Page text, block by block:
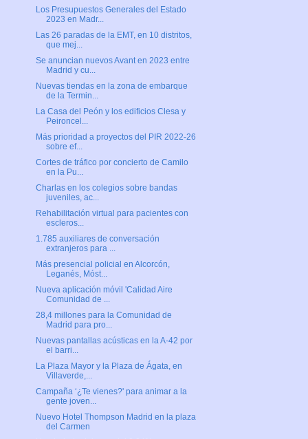
Los Presupuestos Generales del Estado
2023 en Madr...
Las 26 paradas de la EMT, en 10 distritos,
que mej...
Se anuncian nuevos Avant en 2023 entre
Madrid y cu...
Nuevas tiendas en la zona de embarque
de la Termin...
La Casa del Peón y los edificios Clesa y
Peironcel...
Más prioridad a proyectos del PIR 2022-26
sobre ef...
Cortes de tráfico por concierto de Camilo
en la Pu...
Charlas en los colegios sobre bandas
juveniles, ac...
Rehabilitación virtual para pacientes con
escleros...
1.785 auxiliares de conversación
extranjeros para ...
Más presencial policial en Alcorcón,
Leganés, Móst...
Nueva aplicación móvil 'Calidad Aire
Comunidad de ...
28,4 millones para la Comunidad de
Madrid para pro...
Nuevas pantallas acústicas en la A-42 por
el barri...
La Plaza Mayor y la Plaza de Ágata, en
Villaverde,...
Campaña ‘¿Te vienes?' para animar a la
gente joven...
Nuevo Hotel Thompson Madrid en la plaza
del Carmen